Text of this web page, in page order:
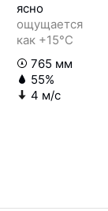
ясно
ощущается
как +15°C
765 мм
55%
4 м/с